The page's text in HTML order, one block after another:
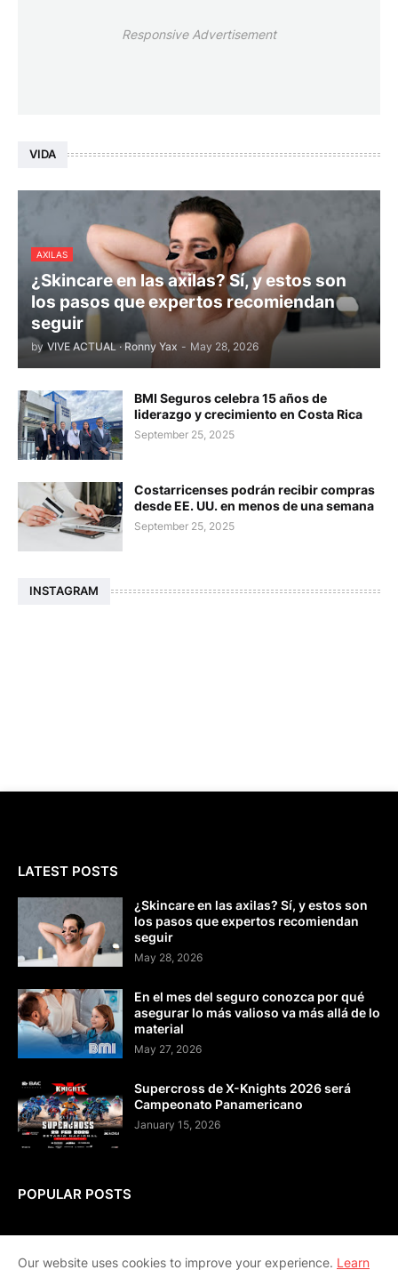
Responsive Advertisement
VIDA
AXILAS
¿Skincare en las axilas? Sí, y estos son
los pasos que expertos recomiendan
seguir
by VIVE ACTUAL · Ronny Yax - May 28, 2026
BMI Seguros celebra 15 años de
liderazgo y crecimiento en Costa Rica
September 25, 2025
Costarricenses podrán recibir compras
desde EE. UU. en menos de una semana
September 25, 2025
INSTAGRAM
LATEST POSTS
¿Skincare en las axilas? Sí, y estos son
los pasos que expertos recomiendan
seguir
May 28, 2026
En el mes del seguro conozca por qué
asegurar lo más valioso va más allá de lo
material
May 27, 2026
Supercross de X-Knights 2026 será
Campeonato Panamericano
January 15, 2026
POPULAR POSTS
Our website uses cookies to improve your experience. Learn